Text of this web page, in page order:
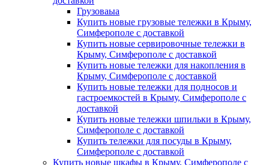
Грузоваыа
Купить новые грузовые тележки в Крыму,
Симферополе с доставкой
Купить новые сервировочные тележки в
Крыму, Симферополе с доставкой
Купить новые тележки для накопления в
Крыму, Симферополе с доставкой
Купить новые тележки для подносов и
гастроемкостей в Крыму, Симферополе с
доставкой
Купить новые тележки шпильки в Крыму,
Симферополе с доставкой
Купить тележки для посуды в Крыму,
Симферополе с доставкой
Купить новые шкафы в Крыму, Симферополе с